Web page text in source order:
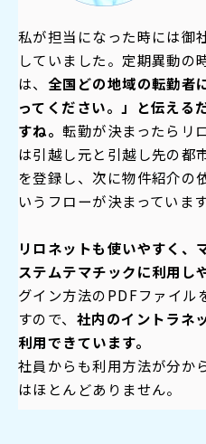
私が担当になった時には御
していました。定期異動の
は、 全国どの地域の転勤者
ってください。」と伝える
すね。 転勤が決まったらリ
は引越し元と引越し先の都
を登録し、次に物件紹介の
いうフローが決まっています
リロネットも使いやすく、
ステムテマチックに利用し
グイン方法のPDFファイル
すので、 社内のイントラネ
利用できています。
社員からも利用方法が分か
はほとんどありません。